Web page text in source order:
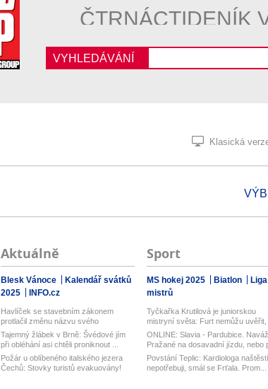
ČTRNÁCTIDENÍK
VYHLEDÁVÁNÍ
Klasická
Aktuálně
Blesk Vánoce
Kalendář svátků
2025
INFO.cz
Havlíček se stavebním zákonem
protlačil změnu názvu svého
ministerstva...
Tajemný žlábek v Brně: Švédové jím
při obléhání asi chtěli proniknout ...
Požár u oblíbeného italského jezera
Čechů: Stovky turistů evakuovány!
Sport
MS hokej 2025 Biatlon
Liga
mistrů
Tyčkařka Krutilová je juniorskou
mistryní světa: Furt nemůžu uvěřit,
ONLINE: Slavia - Pardubice.
Pražané na dosavadní jízdu, nebo
Povstání Teplic: Kardiologa naštěstí
nepotřebuji, smál se Frťala. Prom...